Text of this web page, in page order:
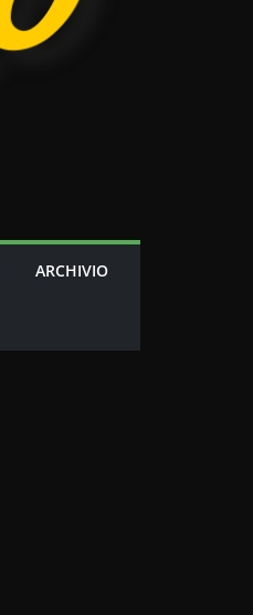
ARCHIVIO